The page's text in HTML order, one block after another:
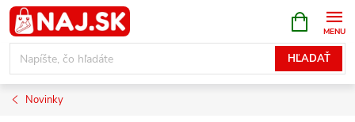
Prejsť
na
obsah
HĽADAŤ
KOŠÍK
Novinky